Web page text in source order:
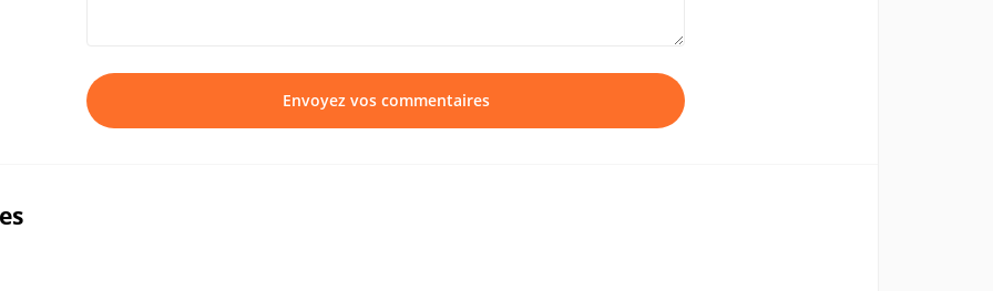
Envoyez vos commentaires